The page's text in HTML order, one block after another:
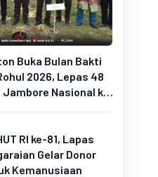
Buka Bulan Bakti
2026, Lepas 48
Nasional ke
RI ke-81, Lapas
Gelar Donor
Kemanusiaan